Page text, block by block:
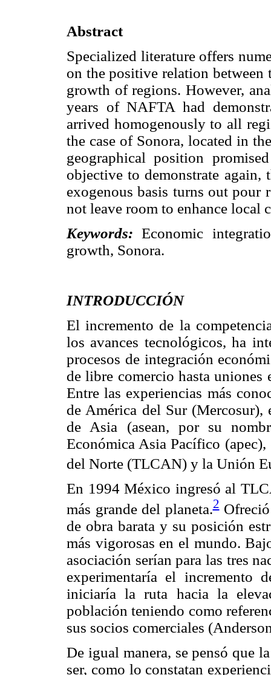
Abstract
Specialized literature offers
on the positive relation between
growth of regions. However,
years of NAFTA had
arrived homogenously to all
the case of Sonora, located in
geographical position
objective to demonstrate
exogenous basis turns out pour
not leave room to enhance local
Keywords:Economic
growth, Sonora.
INTRODUCCIÓN
El incremento de la
los avances tecnológicos, ha
procesos de integración
de libre comercio hasta uniones
Entre las experiencias más
de América del Sur
de Asia (asean, por su
Económica Asia Pacífico
del Norte (TLCAN) y la Unión
En 1994 México ingresó al
más grande del planeta.2Ofreció
de obra barata y su posición
más vigorosas en el mundo.
asociación serían para las tres
experimentaría el incremento
iniciaría la ruta hacia la
población teniendo como
sus socios comerciales
De igual manera, se pensó que
ser, como lo constatan